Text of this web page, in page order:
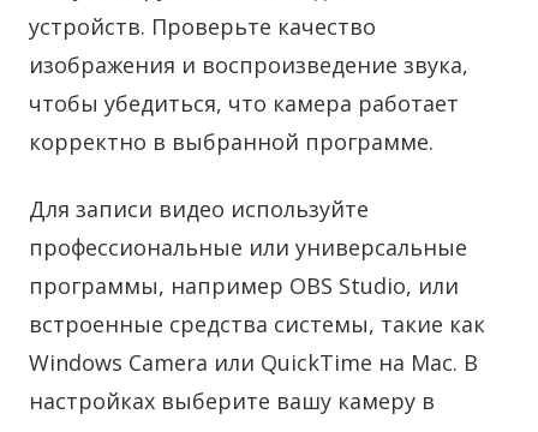
устройств. Проверьте качество
изображения и воспроизведение звука,
чтобы убедиться, что камера работает
корректно в выбранной программе.
Для записи видео используйте
профессиональные или универсальные
программы, например OBS Studio, или
встроенные средства системы, такие как
Windows Camera или QuickTime на Mac. В
настройках выберите вашу камеру в